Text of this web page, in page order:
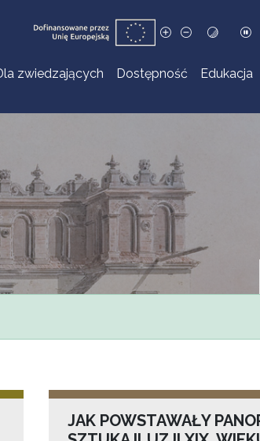
zwiedzających Dostępność Edukacja
JAK POWSTAWAŁY